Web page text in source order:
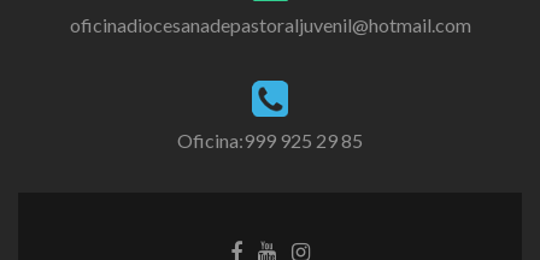
oficinadiocesanadepastoraljuvenil@hotmail.com
Oficina:999 925 29 85